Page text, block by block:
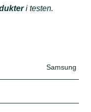
i testen.
Samsung